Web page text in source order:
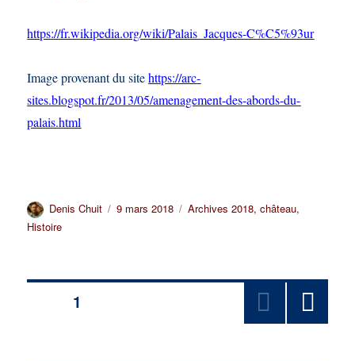
https://fr.wikipedia.org/wiki/Palais_Jacques-C%C5%93ur
Image provenant du sitehttps://arc-
sites.blogspot.fr/2013/05/amenagement-des-abords-du-
palais.html
Auteur
Denis Chuit
Publié
9 mars 2018 Catégories
Archives 2018,château,
Histoire
Pagination
1